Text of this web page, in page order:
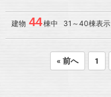
建物 44棟中 31～40棟表示
« 前へ 1